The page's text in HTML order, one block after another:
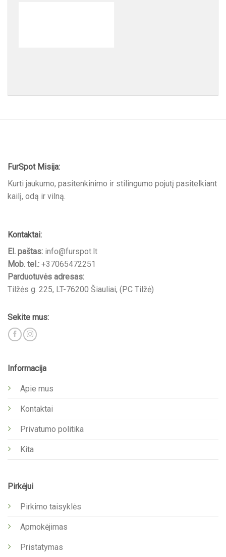
FurSpot Misija:
Kurti jaukumo, pasitenkinimo ir stilingumo pojutį pasitelkiant
kailį, odą ir vilną.
Informacija
Apie mus
Kontaktai
Privatumo politika
Kita
Pirkėjui
Pirkimo taisyklės
Apmokėjimas
Pristatymas
Kontaktai:
El. paštas: info@furspot.lt
Mob. tel.: +37065472251
Parduotuvės adresas:
Tilžės g. 225, LT-76200 Šiauliai, (PC Tilžė)
Sekite mus: